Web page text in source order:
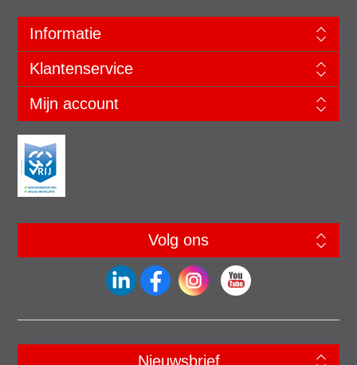
Informatie
Klantenservice
Mijn account
Volg ons
Nieuwsbrief